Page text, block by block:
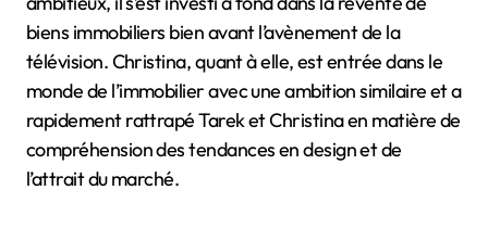
biens immobiliers bien avant l’avènement de la
télévision. Christina, quant à elle, est entrée dans le
monde de l’immobilier avec une ambition similaire et a
rapidement rattrapé Tarek et Christina en matière de
compréhension des tendances en design et de
l’attrait du marché.